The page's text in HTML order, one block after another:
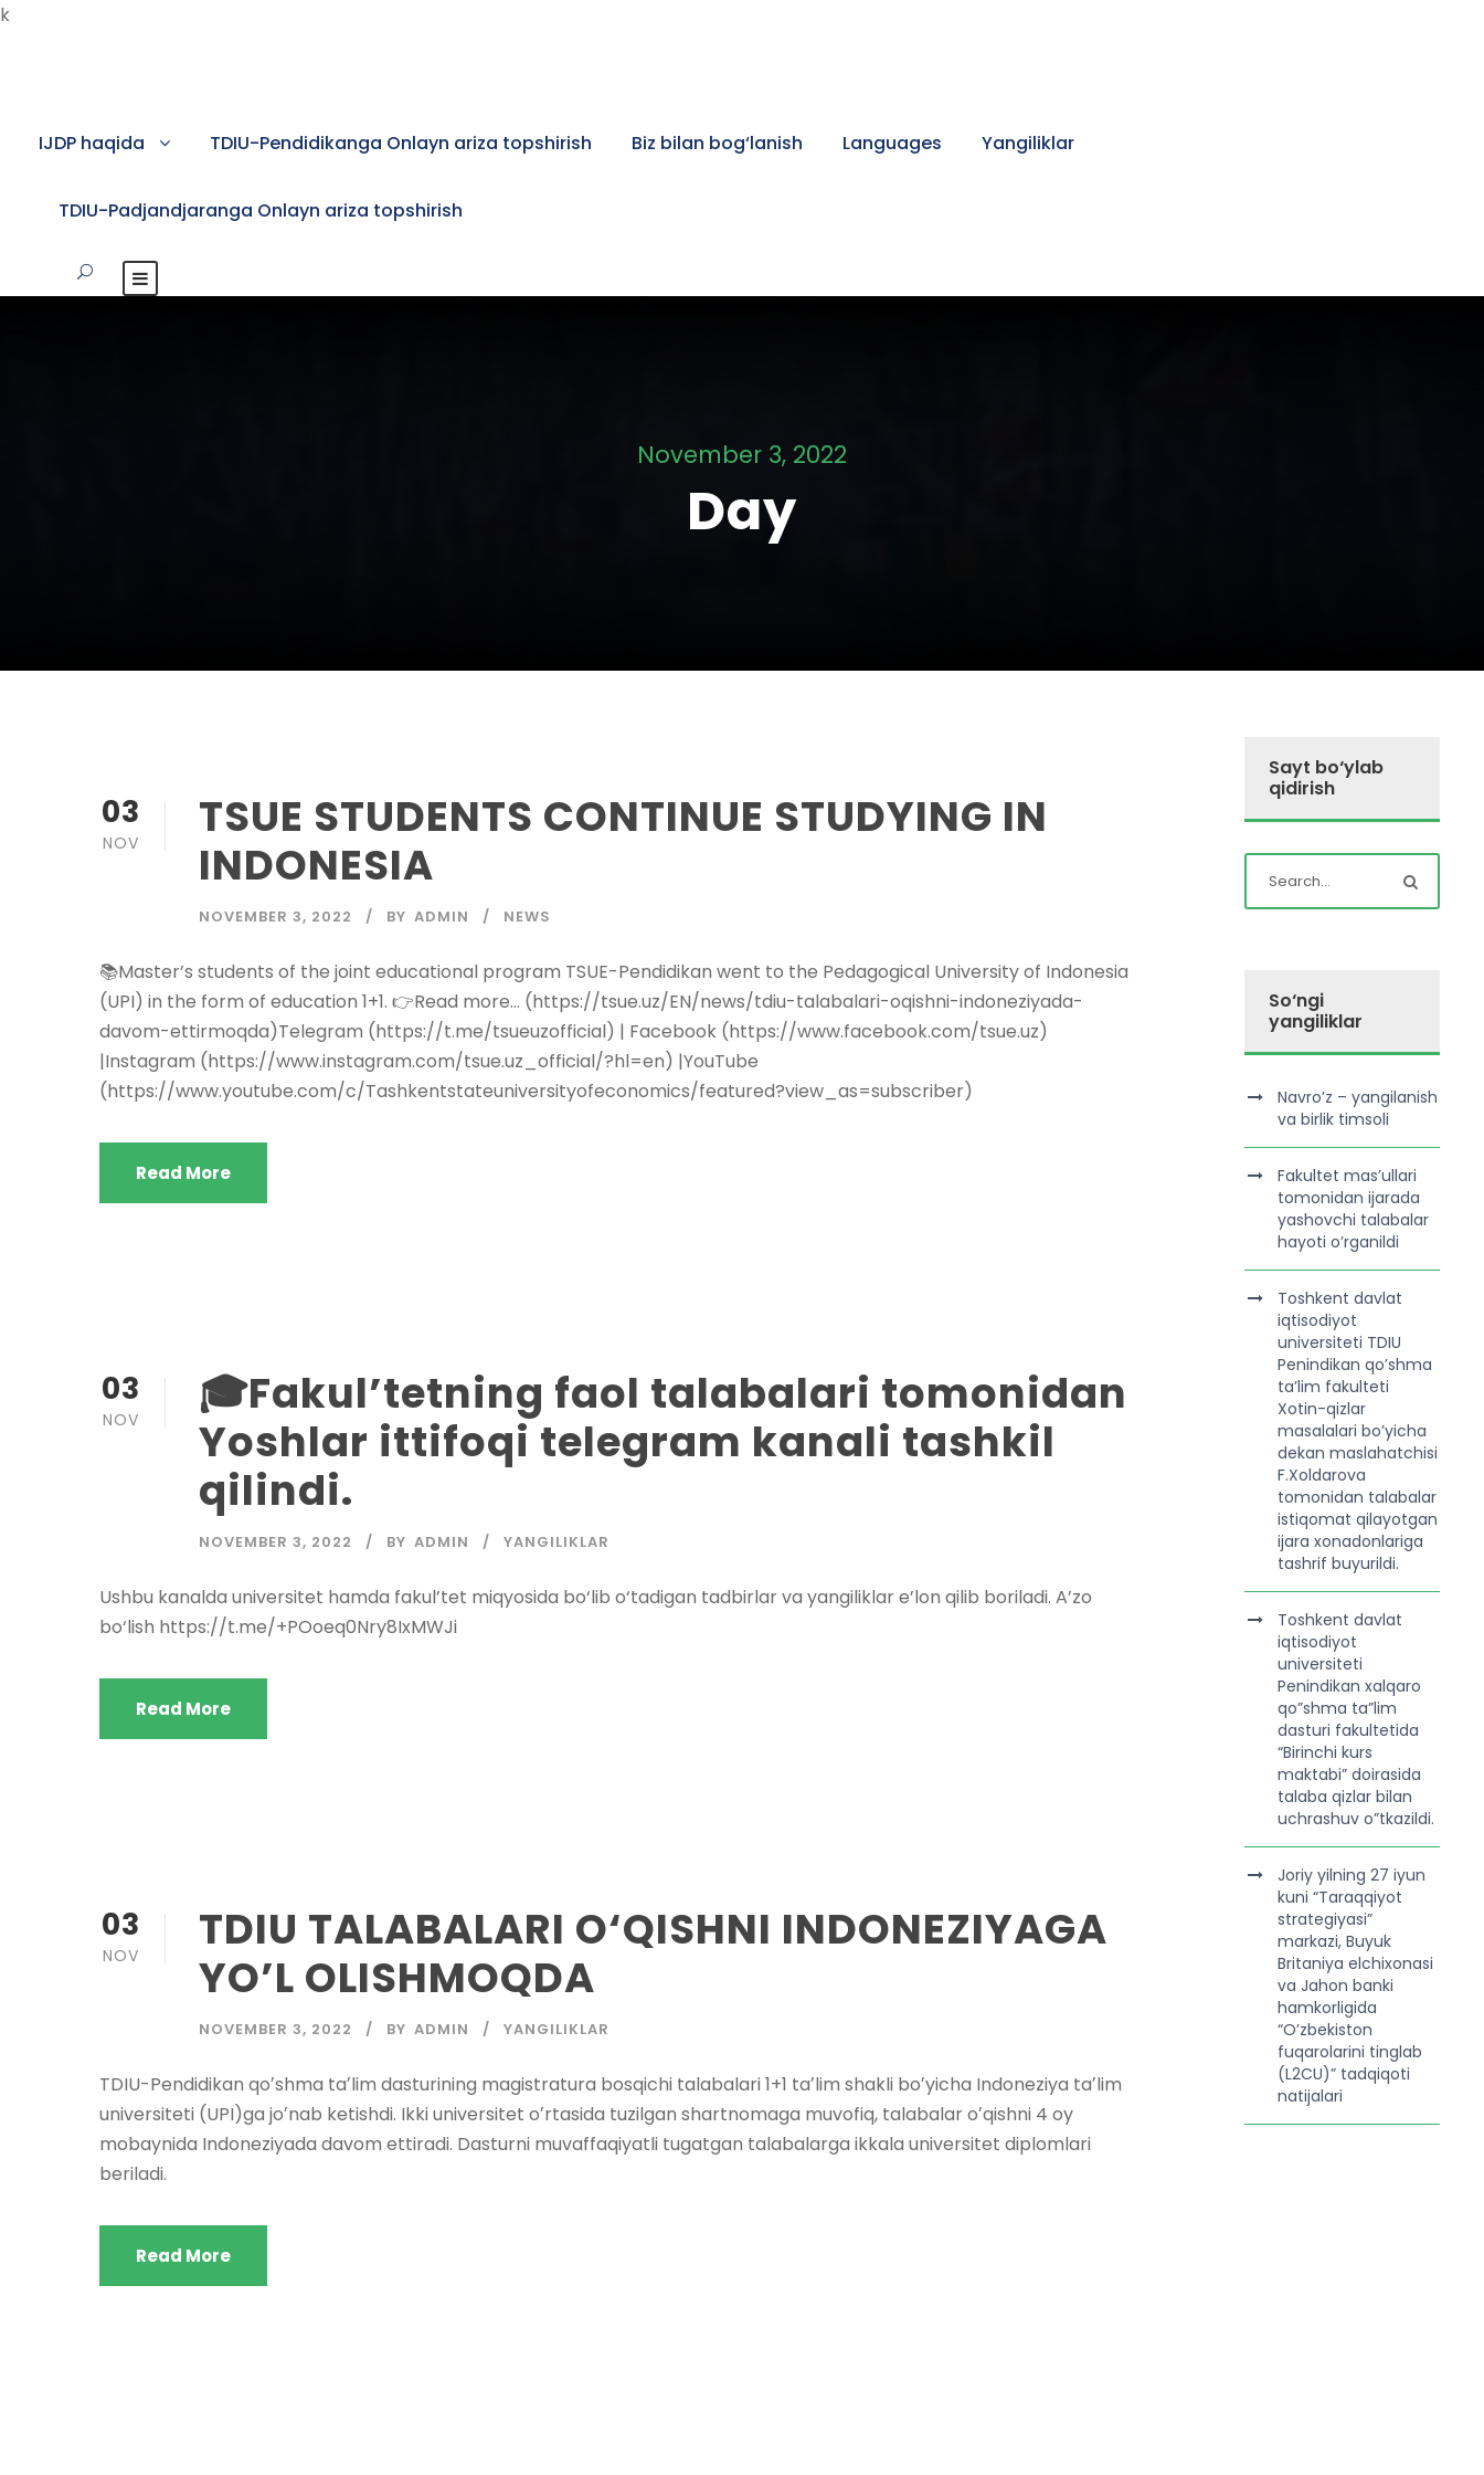
k
IJDP haqida TDIU-Pendidikanga Onlayn ariza topshirish Biz bilan bog‘lanish Languages Yangiliklar
TDIU-Padjandjaranga Onlayn ariza topshirish
November 3, 2022
Day
03
NOV
TSUE STUDENTS CONTINUE STUDYING IN
INDONESIA
NOVEMBER 3, 2022 BY ADMIN NEWS
📚Master’s students of the joint educational program TSUE-Pendidikan went to the Pedagogical University of Indonesia
(UPI) in the form of education 1+1. 👉Read more… (https://tsue.uz/EN/news/tdiu-talabalari-oqishni-indoneziyada-
davom-ettirmoqda)Telegram (https://t.me/tsueuzofficial) | Facebook (https://www.facebook.com/tsue.uz)
|Instagram (https://www.instagram.com/tsue.uz_official/?hl=en) |YouTube
(https://www.youtube.com/c/Tashkentstateuniversityofeconomics/featured?view_as=subscriber)
Read More
03
NOV
🎓Fakul’tetning faol talabalari tomonidan
Yoshlar ittifoqi telegram kanali tashkil
qilindi.
NOVEMBER 3, 2022 BY ADMIN YANGILIKLAR
Ushbu kanalda universitet hamda fakul’tet miqyosida bo‘lib o‘tadigan tadbirlar va yangiliklar e’lon qilib boriladi. A’zo
bo‘lish https://t.me/+POoeq0Nry8IxMWJi
Read More
03
NOV
TDIU TALABALARI O‘QISHNI INDONEZIYAGA
YO’L OLISHMOQDA
NOVEMBER 3, 2022 BY ADMIN YANGILIKLAR
TDIU-Pendidikan qoʼshma taʼlim dasturining magistratura bosqichi talabalari 1+1 taʼlim shakli boʼyicha Indoneziya taʼlim
universiteti (UPI)ga joʼnab ketishdi. Ikki universitet oʼrtasida tuzilgan shartnomaga muvofiq, talabalar oʼqishni 4 oy
mobaynida Indoneziyada davom ettiradi. Dasturni muvaffaqiyatli tugatgan talabalarga ikkala universitet diplomlari
beriladi.
Read More
Sayt bo‘ylab
qidirish
So‘ngi
yangiliklar
Navro’z – yangilanish
va birlik timsoli
Fakultet mas’ullari
tomonidan ijarada
yashovchi talabalar
hayoti o’rganildi
Toshkent davlat
iqtisodiyot
universiteti TDIU
Penindikan qo’shma
ta’lim fakulteti
Xotin-qizlar
masalalari bo’yicha
dekan maslahatchisi
F.Xoldarova
tomonidan talabalar
istiqomat qilayotgan
ijara xonadonlariga
tashrif buyurildi.
Toshkent davlat
iqtisodiyot
universiteti
Penindikan xalqaro
qo”shma ta”lim
dasturi fakultetida
“Birinchi kurs
maktabi” doirasida
talaba qizlar bilan
uchrashuv o”tkazildi.
Joriy yilning 27 iyun
kuni “Taraqqiyot
strategiyasi”
markazi, Buyuk
Britaniya elchixonasi
va Jahon banki
hamkorligida
“O’zbekiston
fuqarolarini tinglab
(L2CU)” tadqiqoti
natijalari